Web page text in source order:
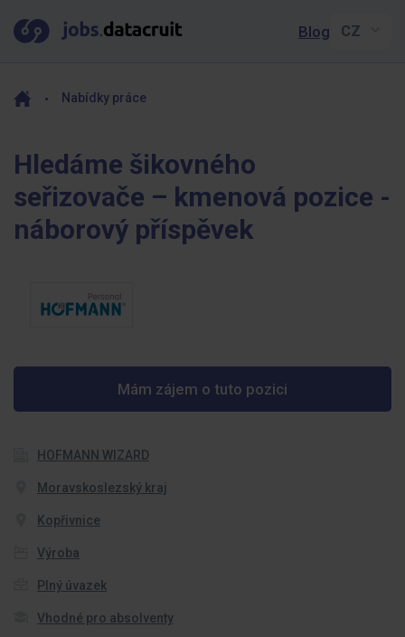
Blog
Nabídky práce
Hledáme šikovného
seřizovače – kmenová pozice -
náborový příspěvek
Mám zájem o tuto pozici
HOFMANN WIZARD
Moravskoslezský kraj
Kopřivnice
Výroba
Plný úvazek
Vhodné pro absolventy